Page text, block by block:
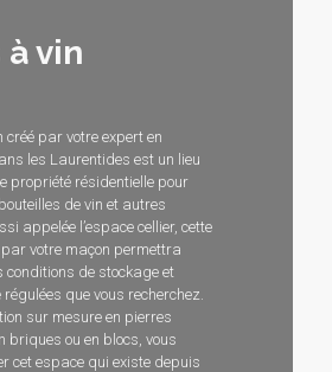
à vin
créé par votre expert en
les Laurentides est un lieu
propriété résidentielle pour
de vin et autres
appelée l’espace cellier, cette
votre maçon permettra
conditions de stockage et
que vous recherchez.
sur mesure en pierres
briques ou en blocs, vous
cet espace qui existe depuis